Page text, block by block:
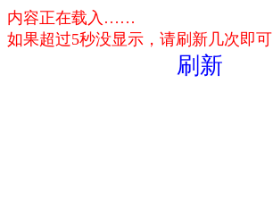
内容正在载入……
如果超过5秒没显示，请刷新几次即可
刷新